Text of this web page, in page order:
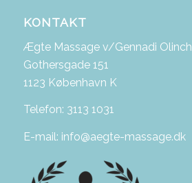
KONTAKT
Ægte Massage v/Gennadi Olinch
Gothersgade 151
1123 København K
Telefon: 3113 1031
E-mail: info@aegte-massage.dk